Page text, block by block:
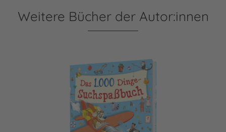
Weitere Bücher der Autor:innen